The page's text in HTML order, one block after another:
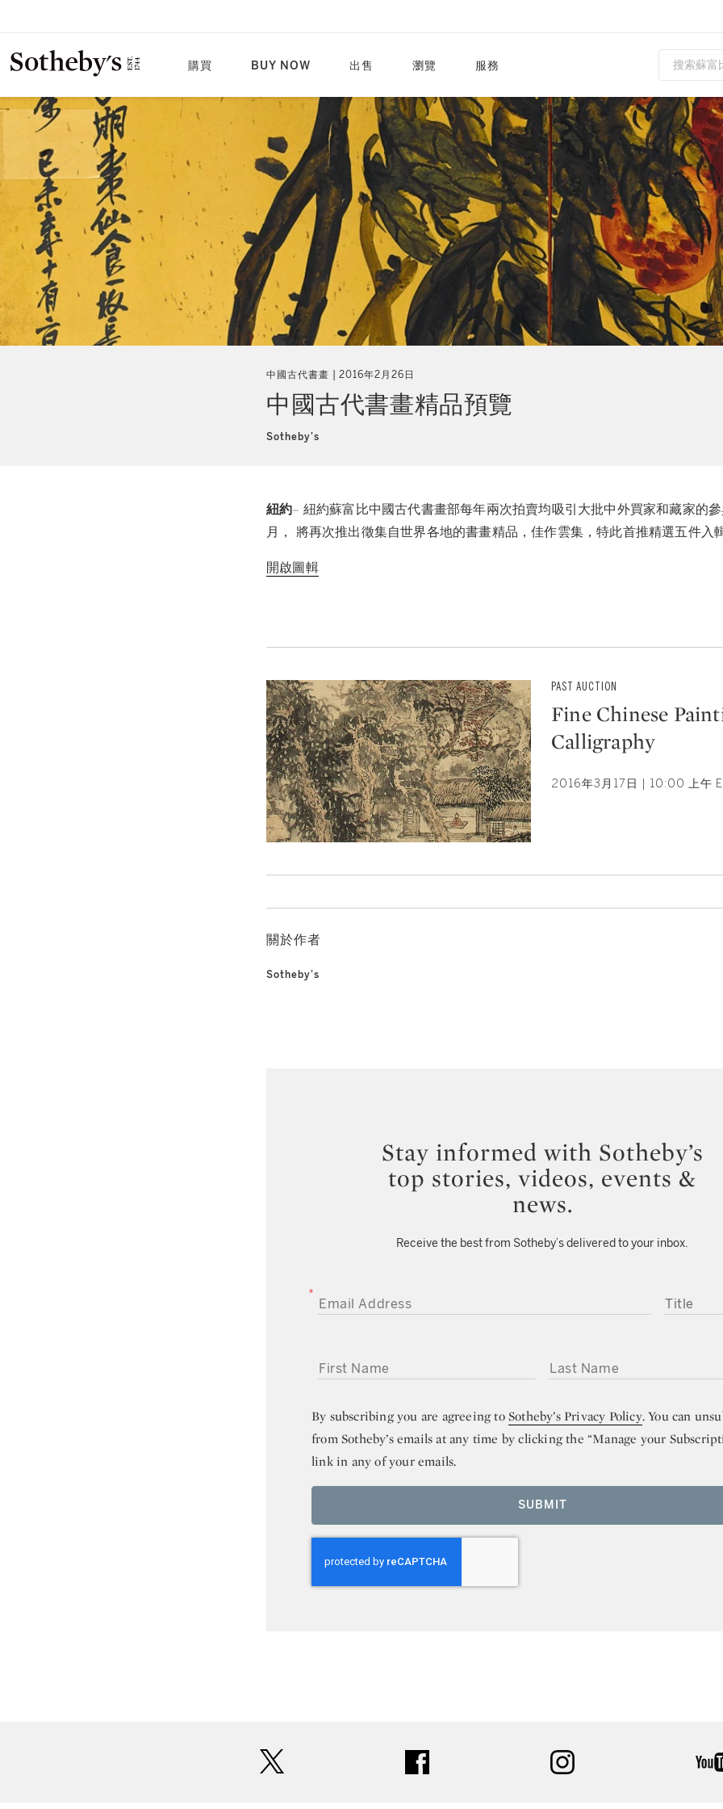
購買 BUY NOW 出售 瀏覽 服務
中國古代書畫 2016年2月26日
中國古代書畫精品預覽
Sotheby's
紐約– 紐約蘇富比中國古代書畫部每年兩次拍賣均吸引大批中外買家和藏家的
月， 將再次推出徵集自世界各地的書畫精品，佳作雲集，特此首推精選五件入
開啟圖輯
PAST AUCTION
Fine Chinese
Calligraphy
2016年3月17日 | 10:00 上午
關於作者
Sotheby's
Stay informed with Sotheby’s
top stories, videos, events &
news.
Receive the best from Sotheby’s delivered to your inbox.
By subscribing you are agreeing toSotheby’s Privacy Policy. You can
from Sotheby’s emails at any time by clicking the “Manage your
link in any of your emails.
SUBMIT
instagram